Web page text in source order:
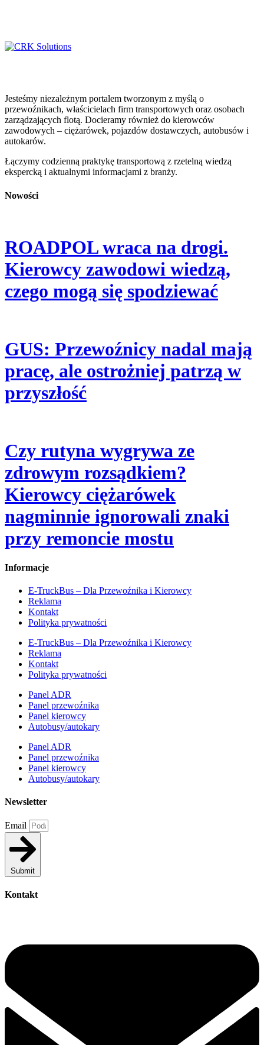
Jesteśmy niezależnym portalem tworzonym z myślą o
przewoźnikach, właścicielach firm transportowych oraz osobach
zarządzających flotą. Docieramy również do kierowców
zawodowych – ciężarówek, pojazdów dostawczych, autobusów i
autokarów.
Łączymy codzienną praktykę transportową z rzetelną wiedzą
ekspercką i aktualnymi informacjami z branży.
Nowości
ROADPOL wraca na drogi.
Kierowcy zawodowi wiedzą,
czego mogą się spodziewać
GUS: Przewoźnicy nadal mają
pracę, ale ostrożniej patrzą w
przyszłość
Czy rutyna wygrywa ze
zdrowym rozsądkiem?
Kierowcy ciężarówek
nagminnie ignorowali znaki
przy remoncie mostu
Informacje
E-TruckBus – Dla Przewoźnika i Kierowcy
Reklama
Kontakt
Polityka prywatności
E-TruckBus – Dla Przewoźnika i Kierowcy
Reklama
Kontakt
Polityka prywatności
Panel ADR
Panel przewoźnika
Panel kierowcy
Autobusy/autokary
Panel ADR
Panel przewoźnika
Panel kierowcy
Autobusy/autokary
Newsletter
Email
Submit
Kontakt